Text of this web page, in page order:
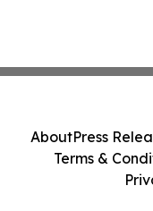
AboutPress
Terms &